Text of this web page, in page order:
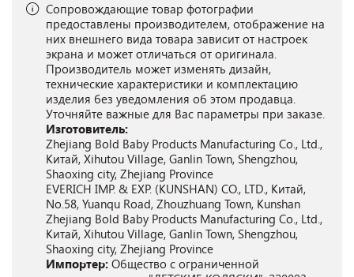
Сопровождающие товар фотографии
предоставлены производителем, отображение на
них внешнего вида товара зависит от настроек
экрана и может отличаться от оригинала.
Производитель может изменять дизайн,
технические характеристики и комплектацию
изделия без уведомления об этом продавца.
Уточняйте важные для Вас параметры при заказе.
Изготовитель:
Zhejiang Bold Baby Products Manufacturing Co., Ltd.,
Китай, Xihutou Village, Ganlin Town, Shengzhou,
Shaoxing city, Zhejiang Province
EVERICH IMP. & EXP. (KUNSHAN) CO., LTD., Китай,
No.58, Yuanqu Road, Zhouzhuang Town, Kunshan
Zhejiang Bold Baby Products Manufacturing Co., Ltd.,
Китай, Xihutou Village, Ganlin Town, Shengzhou,
Shaoxing city, Zhejiang Province
Импортер: Общество с ограниченной